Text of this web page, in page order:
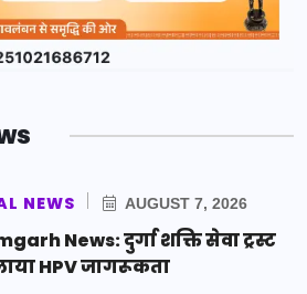
NEWS AUGUST 7, 2026
News: दुर्गा शक्ति सेवा ट्रस्ट
HPV जागरूकता